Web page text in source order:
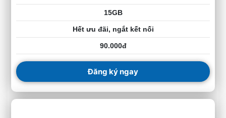
15GB
Hết ưu đãi, ngắt kết nối
90.000đ
Đăng ký ngay